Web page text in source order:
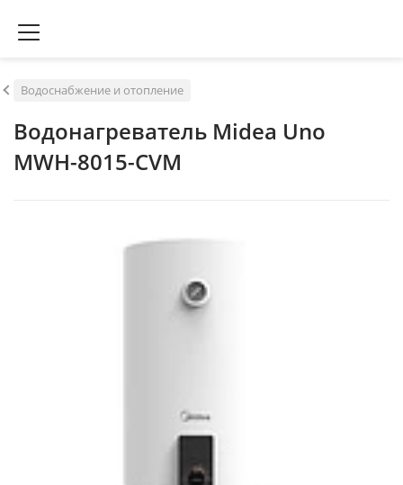
Водоснабжение и отопление
Водонагреватель Midea Uno
MWH-8015-CVM